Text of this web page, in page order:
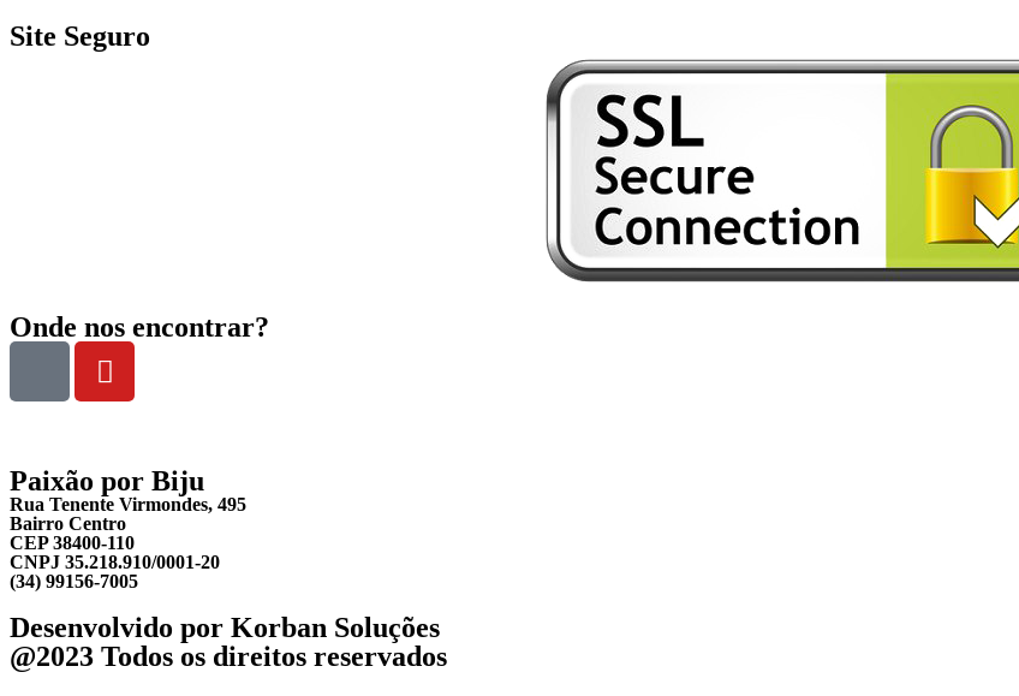
Site Seguro
Onde nos encontrar?
Paixão por Biju
Rua Tenente Virmondes, 495
Bairro Centro
CEP 38400-110
CNPJ 35.218.910/0001-20
(34) 99156-7005
Desenvolvido por Korban Soluções
@2023 Todos os direitos reservados